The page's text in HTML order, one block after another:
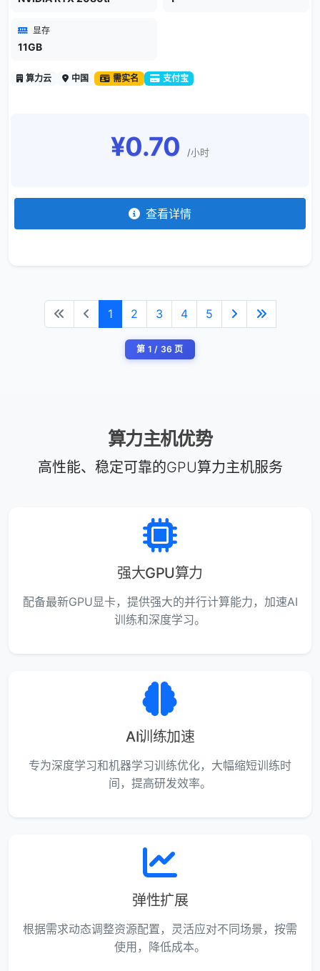
显存
11GB
算力云 中国 需实名 支付宝
¥0.70 /小时
查看详情
1 2 3 4 5
第 1 / 36 页
算力主机优势
高性能、稳定可靠的GPU算力主机服务
强大GPU算力
配备最新GPU显卡，提供强大的并行计算能力，加速AI
训练和深度学习。
AI训练加速
专为深度学习和机器学习训练优化，大幅缩短训练时
间，提高研发效率。
弹性扩展
根据需求动态调整资源配置，灵活应对不同场景，按需
使用，降低成本。